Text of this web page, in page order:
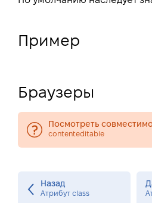
Пример
Браузеры
Посмотреть
contenteditable
Назад
Атрибут class